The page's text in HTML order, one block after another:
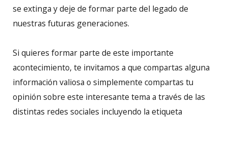
se extinga y deje de formar parte del legado de
nuestras futuras generaciones.
Si quieres formar parte de este importante
acontecimiento, te invitamos a que compartas alguna
información valiosa o simplemente compartas tu
opinión sobre este interesante tema a través de las
distintas redes sociales incluyendo la etiqueta